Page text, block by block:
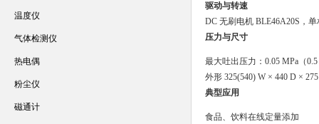
驱动与转速
DC 无刷电机 BLE46A20S，
压力与尺寸
最大吐出压力：0.05 MPa（0.5
外形 325(540) W × 440 D ×
典型应用
食品、饮料在线定量添加
温度仪
气体检测仪
热电偶
粉尘仪
磁通计